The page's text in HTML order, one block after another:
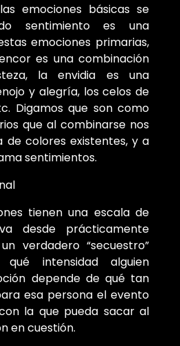
emociones básicas se
sentimiento es una
emociones primarias,
es una combinación
la envidia es una
y alegría, los celos de
Digamos que son como
que al combinarse nos
de colores existentes, y a
sentimientos.
tienen una escala de
desde prácticamente
verdadero “secuestro”
qué intensidad alguien
depende de qué tan
esa persona el evento
la que pueda sacar al
en cuestión.